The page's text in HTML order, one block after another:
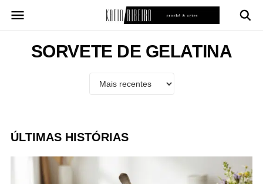
para
conteúdoSORVETE DE GELATINA
ÚLTIMAS HISTÓRIAS